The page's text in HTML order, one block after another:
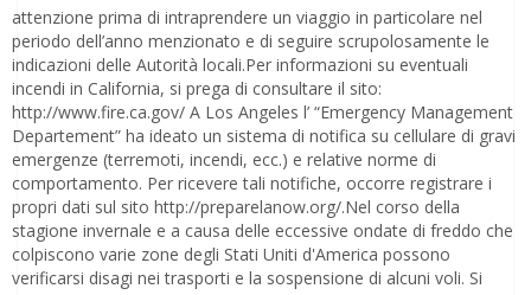
attenzione prima di intraprendere un viaggio in particolare nel
periodo dell’anno menzionato e di seguire scrupolosamente le
indicazioni delle Autorità locali.Per informazioni su eventuali
incendi in California, si prega di consultare il sito:
http://www.fire.ca.gov/ A Los Angeles l’ “Emergency Management
Departement” ha ideato un sistema di notifica su cellulare di gravi
emergenze (terremoti, incendi, ecc.) e relative norme di
comportamento. Per ricevere tali notifiche, occorre registrare i
propri dati sul sito http://preparelanow.org/.Nel corso della
stagione invernale e a causa delle eccessive ondate di freddo che
colpiscono varie zone degli Stati Uniti d'America possono
verificarsi disagi nei trasporti e la sospensione di alcuni voli. Si